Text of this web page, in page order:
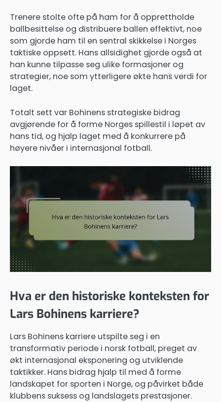
Trenere stolte ofte på ham for å opprettholde
ballbesittelse og distribuere ballen effektivt, noe
som gjorde ham til en sentral skikkelse i Norges
taktiske oppsett. Hans allsidighet gjorde også at
han kunne tilpasse seg ulike formasjoner og
strategier, noe som ytterligere økte hans verdi for
laget.
Totalt sett var Bohinens strategiske bidrag
avgjørende for å forme Norges spillestil i løpet av
hans tid, og hjalp laget med å konkurrere på
høyere nivåer i internasjonal fotball.
Hva er den historiske konteksten for
Lars Bohinens karriere?
Lars Bohinens karriere utspilte seg i en
transformativ periode i norsk fotball, preget av
økt internasjonal eksponering og utviklende
taktikker. Hans bidrag hjalp til med å forme
landskapet for sporten i Norge, og påvirket både
klubbens suksess og landslagets prestasjoner.